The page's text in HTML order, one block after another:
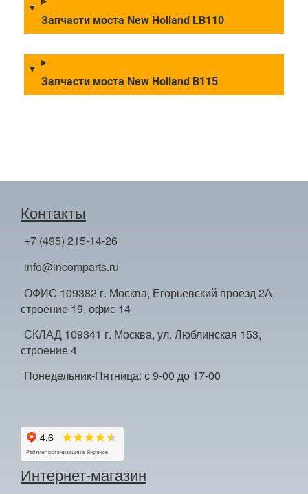
Запчасти моста New Holland LB110
Запчасти моста New Holland B115
Контакты
+7 (495) 215-14-26
info@incomparts.ru
ОФИС 109382 г. Москва, Егорьевский проезд 2А,
строение 19, офис 14
СКЛАД 109341 г. Москва, ул. Люблинская 153,
строение 4
Понедельник-Пятница: с 9-00 до 17-00
Интернет-магазин